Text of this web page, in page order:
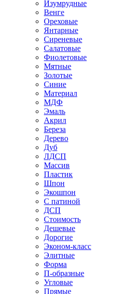
Изумрудные
Венге
Ореховые
Янтарные
Сиреневые
Салатовые
Фиолетовые
Мятные
Золотые
Синие
Материал
МДФ
Эмаль
Акрил
Береза
Дерево
Дуб
ЛДСП
Массив
Пластик
Шпон
Экошпон
С патиной
ДСП
Стоимость
Дешевые
Дорогие
Эконом-класс
Элитные
Форма
П-образные
Угловые
Прямые